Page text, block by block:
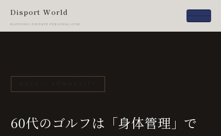
Disport World
ROPPONGI PRIVATE PERSONAL GYM
60代のゴルフは「身体管理」で